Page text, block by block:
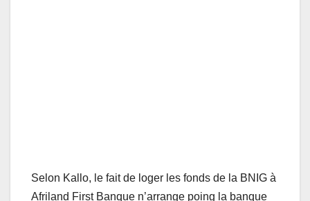
Selon Kallo, le fait de loger les fonds de la BNIG à
Afriland First Banque n’arrange poing la banque